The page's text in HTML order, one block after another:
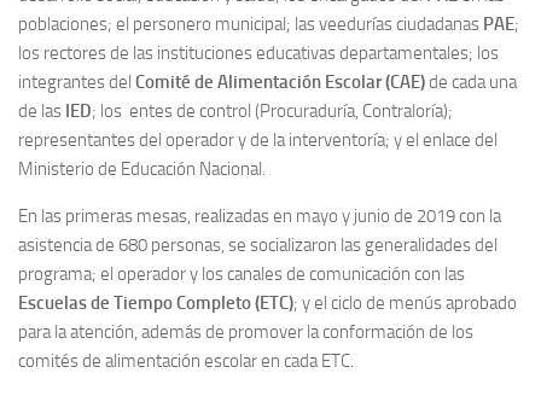
poblaciones; el personero municipal; las veedurías ciudadanas PAE;
los rectores de las instituciones educativas departamentales; los
integrantes del Comité de Alimentación Escolar (CAE)de cada una
de las IED; los entes de control (Procuraduría, Contraloría);
representantes del operador y de la interventoría; y el enlace del
Ministerio de Educación Nacional.
En las primeras mesas, realizadas en mayo y junio de 2019 con la
asistencia de 680 personas, se socializaron las generalidades del
programa; el operador y los canales de comunicación con las
Escuelas de Tiempo Completo (ETC); y el ciclo de menús aprobado
para la atención, además de promover la conformación de los
comités de alimentación escolar en cada ETC.